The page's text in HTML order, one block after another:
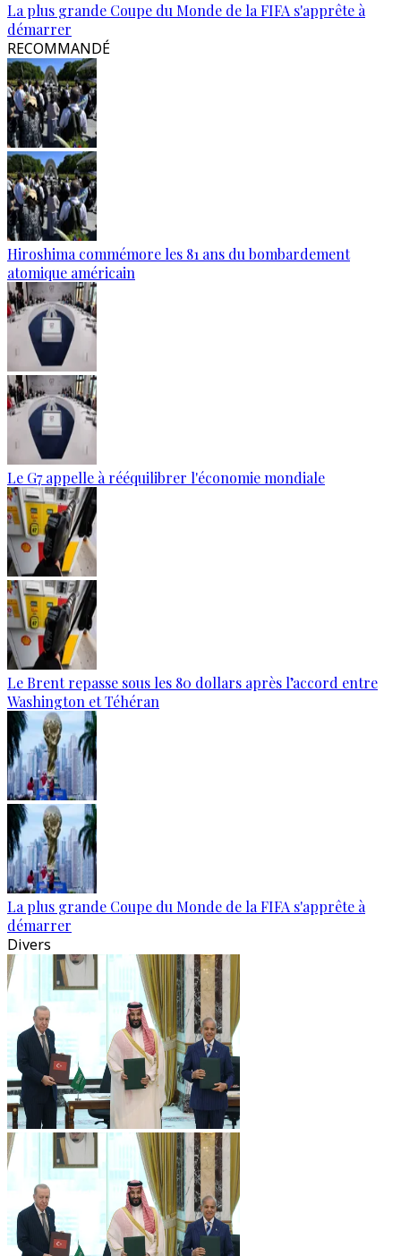
La plus grande Coupe du Monde de la FIFA s'apprête à
démarrer
RECOMMANDÉ
Hiroshima commémore les 81 ans du bombardement
atomique américain
Le G7 appelle à rééquilibrer l'économie mondiale
Le Brent repasse sous les 80 dollars après l’accord entre
Washington et Téhéran
La plus grande Coupe du Monde de la FIFA s'apprête à
démarrer
Divers